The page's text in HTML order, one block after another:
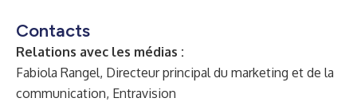
Contacts
Relations avec les médias :
Fabiola Rangel, Directeur principal du marketing et de la
communication, Entravision